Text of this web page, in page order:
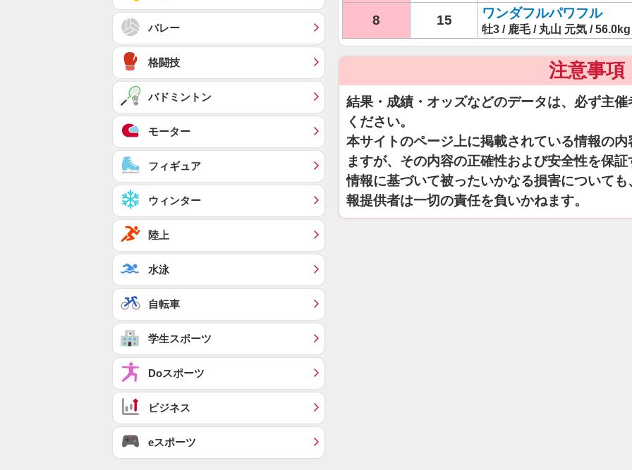
8 15 ワンダフルパワフル
牡3 / 鹿毛 / 丸山 元気 / 56.0kg
注意事項
結果・成績・オッズなどのデータは、必ず主
ください。
本サイトのページ上に掲載されている情報の
ますが、その内容の正確性および安全性を保
情報に基づいて被ったいかなる損害について
報提供者は一切の責任を負いかねます。
バレー
格闘技
バドミントン
モーター
フィギュア
ウィンター
陸上
水泳
自転車
学生スポーツ
Doスポーツ
ビジネス
eスポーツ